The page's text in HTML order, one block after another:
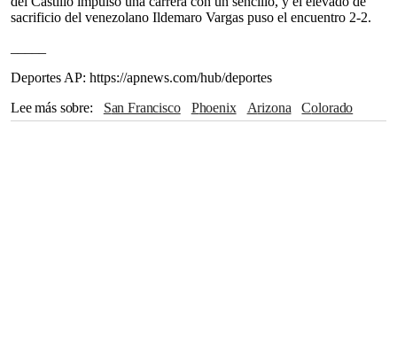
sacrificio del venezolano Ildemaro Vargas puso el encuentro 2-2.
Deportes AP: https://apnews.com/hub/deportes
Lee más sobre
San Francisco Phoenix Arizona
Colorado